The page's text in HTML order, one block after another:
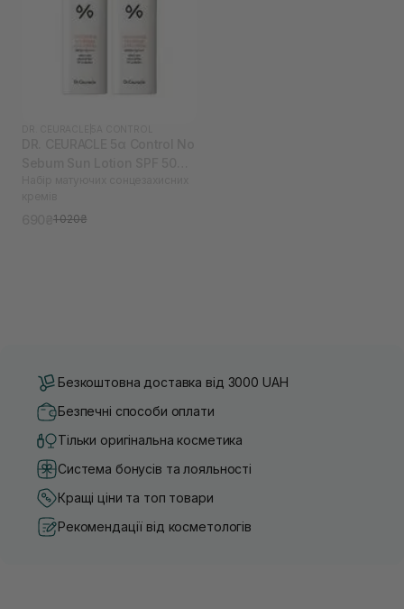
1 020₴
Безкоштовна доставка від 3000 UAH
Безпечні способи оплати
Тільки оригінальна косметика
Система бонусів та лояльності
Кращі ціни та топ товари
Рекомендації від косметологів